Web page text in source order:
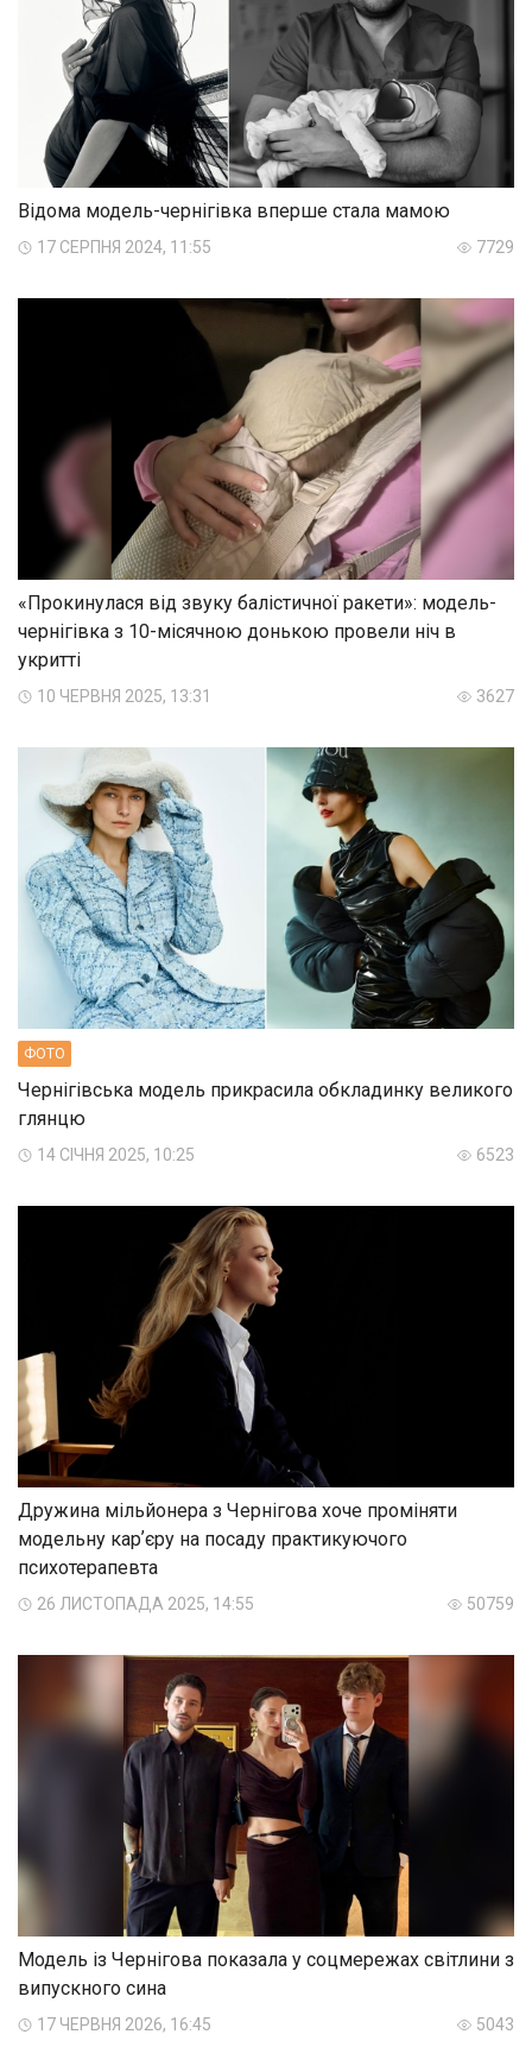
Відома модель-чернігівка вперше стала мамою
17 СЕРПНЯ 2024, 11:55 7729
«Прокинулася від звуку балістичної ракети»: модель-
чернігівка з 10-місячною донькою провели ніч в
укритті
10 ЧЕРВНЯ 2025, 13:31 3627
ФОТО
Чернігівська модель прикрасила обкладинку великого
глянцю
14 СІЧНЯ 2025, 10:25 6523
Дружина мільйонера з Чернігова хоче проміняти
модельну карʼєру на посаду практикуючого
психотерапевта
26 ЛИСТОПАДА 2025, 14:55 50759
Модель із Чернігова показала у соцмережах світлини з
випускного сина
17 ЧЕРВНЯ 2026, 16:45 5043